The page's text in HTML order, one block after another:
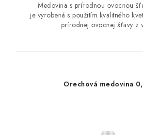
Medovina s prírodnou ovocnou
je vyrobená s použitím kvalitného
prírodnej ovocnej šťavy z
Orechová medovina